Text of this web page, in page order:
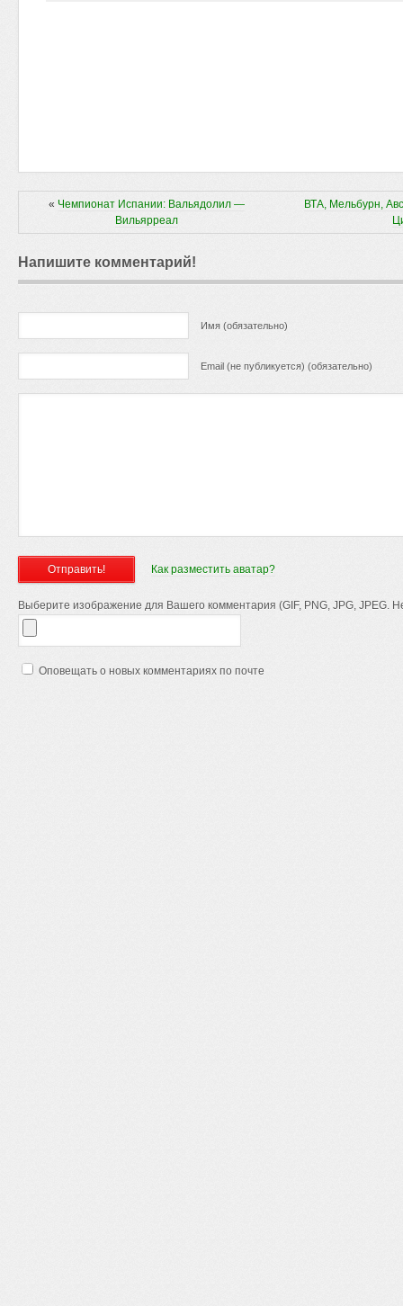
« Чемпионат Испании: Вальядолил —
Вильярреал
ВТА, Мельбурн,
Напишите комментарий!
Имя (обязательно)
Email (не публикуется) (обязательно)
Как разместить аватар?
Выберите изображение для Вашего комментария (GIF, PNG, JPG, JPEG.
Оповещать о новых комментариях по почте